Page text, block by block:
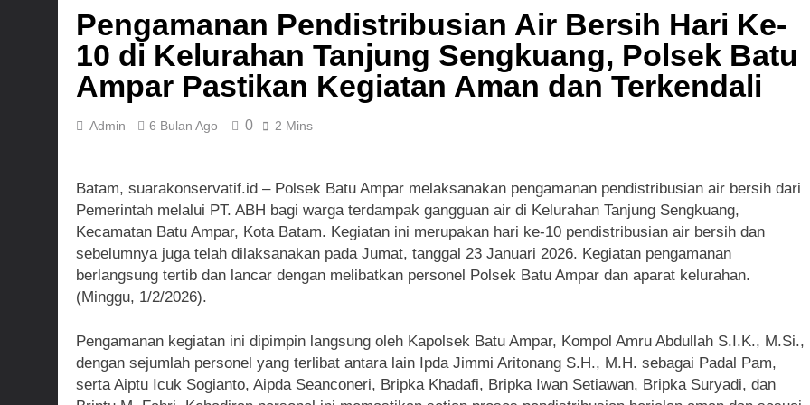
Dansatgas TMMD dan Ketua Persit Hadirkan Kebahagiaan bagi Mama-
1 Hari Ago
Pengamanan Pendistribusian Air Bersih Hari Ke-
10 di Kelurahan Tanjung Sengkuang, Polsek Batu
Ampar Pastikan Kegiatan Aman dan Terkendali
Admin 6 Bulan Ago 0 2 Mins
Batam, suarakonservatif.id – Polsek Batu Ampar melaksanakan pengamanan pendistribusian air bersih dari
Pemerintah melalui PT. ABH bagi warga terdampak gangguan air di Kelurahan Tanjung Sengkuang,
Kecamatan Batu Ampar, Kota Batam. Kegiatan ini merupakan hari ke-10 pendistribusian air bersih dan
sebelumnya juga telah dilaksanakan pada Jumat, tanggal 23 Januari 2026. Kegiatan pengamanan
berlangsung tertib dan lancar dengan melibatkan personel Polsek Batu Ampar dan aparat kelurahan.
(Minggu, 1/2/2026).
Pengamanan kegiatan ini dipimpin langsung oleh Kapolsek Batu Ampar, Kompol Amru Abdullah S.I.K., M.Si.,
dengan sejumlah personel yang terlibat antara lain Ipda Jimmi Aritonang S.H., M.H. sebagai Padal Pam,
serta Aiptu Icuk Sogianto, Aipda Seanconeri, Bripka Khadafi, Bripka Iwan Setiawan, Bripka Suryadi, dan